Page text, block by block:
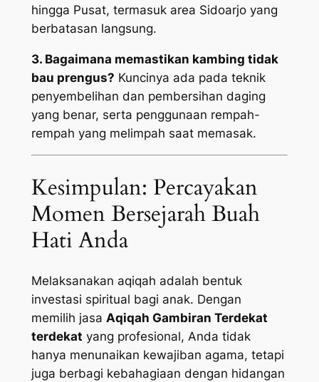
hingga Pusat, termasuk area Sidoarjo yang
berbatasan langsung.
3. Bagaimana memastikan kambing tidak
bau prengus? Kuncinya ada pada teknik
penyembelihan dan pembersihan daging
yang benar, serta penggunaan rempah-
rempah yang melimpah saat memasak.
Kesimpulan: Percayakan
Momen Bersejarah Buah
Hati Anda
Melaksanakan aqiqah adalah bentuk
investasi spiritual bagi anak. Dengan
memilih jasa Aqiqah Gambiran Terdekat
terdekat yang profesional, Anda tidak
hanya menunaikan kewajiban agama, tetapi
juga berbagi kebahagiaan dengan hidangan